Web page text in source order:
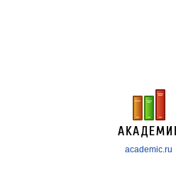
academic.ru